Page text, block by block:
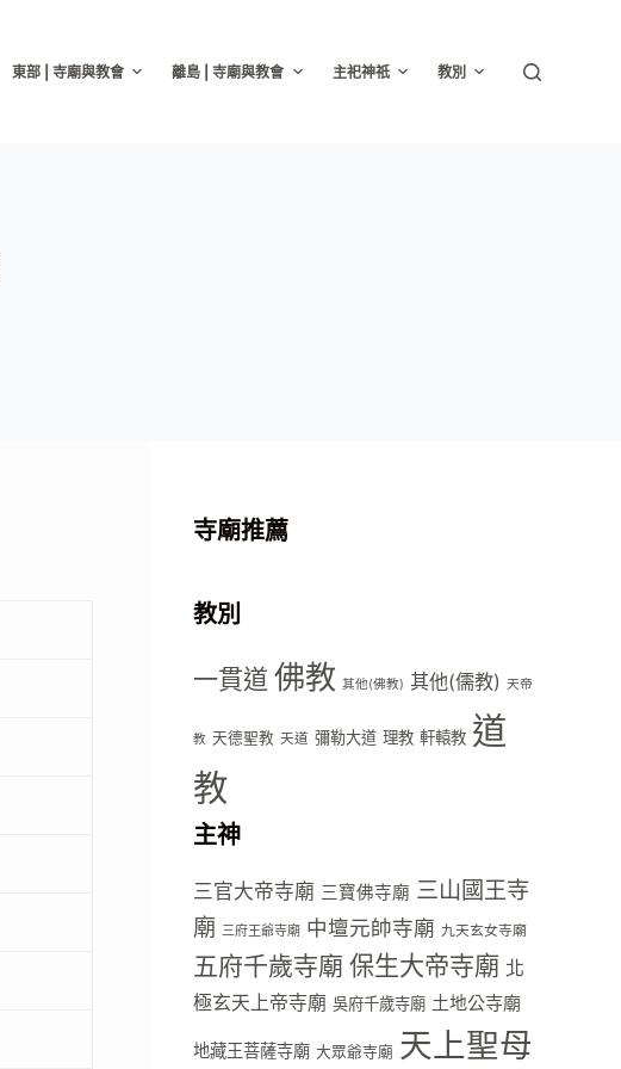
東部 | 寺廟與教會 離島 | 寺廟與教會 主祀神祇 教別
寺廟推薦
教別
一貫道 佛教 其他(佛教) 其他(儒教) 天帝
教 天德聖教 天道 彌勒大道 理教 軒轅教 道
教
主神
三官大帝寺廟 三寶佛寺廟 三山國王寺
廟 三府王爺寺廟 中壇元帥寺廟 九天玄女寺廟
五府千歲寺廟 保生大帝寺廟 北
極玄天上帝寺廟 吳府千歲寺廟 土地公寺廟
地藏王菩薩寺廟 大眾爺寺廟 天上聖母